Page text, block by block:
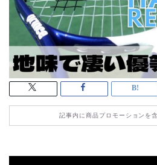
記事内に商品プロモーションを